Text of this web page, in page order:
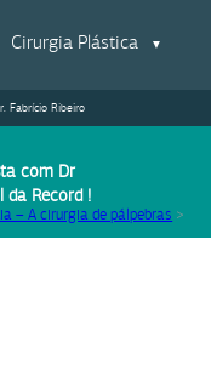
Cirurgia Plástica ▼
Fabrício Ribeiro
com Dr
da Record !
– A cirurgia de pálpebras >